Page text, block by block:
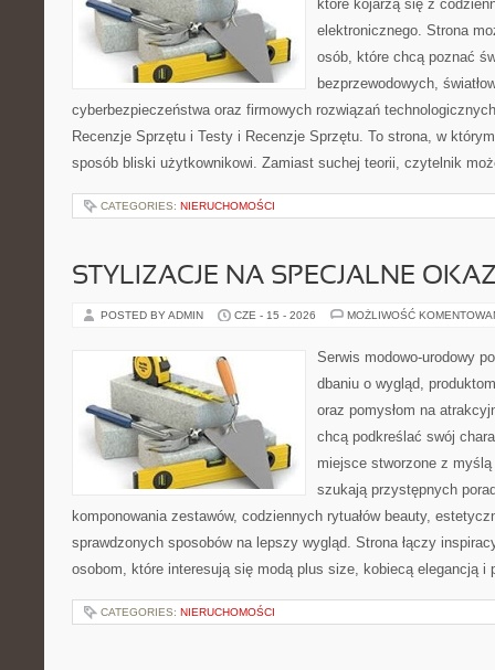
które kojarzą się z
elektronicznego. Strona
osób, które chcą poznać
bezprzewodowych,
cyberbezpieczeństwa oraz firmowych rozwiązań
Recenzje Sprzętu i Testy i Recenzje Sprzętu. To strona, w
sposób bliski użytkownikowi. Zamiast suchej teorii, czytelnik
CATEGORIES: NIERUCHOMOŚCI
STYLIZACJE NA SPECJALNE
POSTED BY ADMIN CZE - 15 - 2026 MOŻLIWOŚĆ
Serwis modowo-urodowy
dbaniu o wygląd,
oraz pomysłom na
chcą podkreślać swój
miejsce stworzone z
szukają przystępnych
komponowania zestawów, codziennych rytuałów beauty,
sprawdzonych sposobów na lepszy wygląd. Strona łączy
osobom, które interesują się modą plus size, kobiecą elegancją
CATEGORIES: NIERUCHOMOŚCI